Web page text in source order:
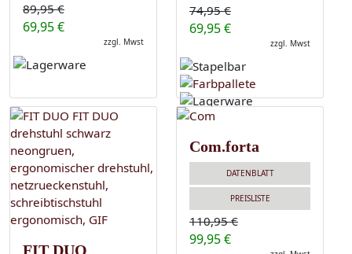
89,95 €
69,95 €
zzgl. Mwst
74,95 €
69,95 €
zzgl. Mwst
FIT DUO
Com.forta
DATENBLATT
PREISLISTE
110,95 €
99,95 €